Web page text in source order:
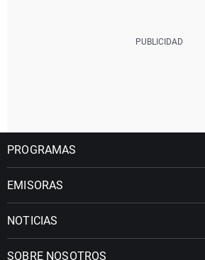
PROGRAMAS
EMISORAS
NOTICIAS
SOBRE NOSOTROS